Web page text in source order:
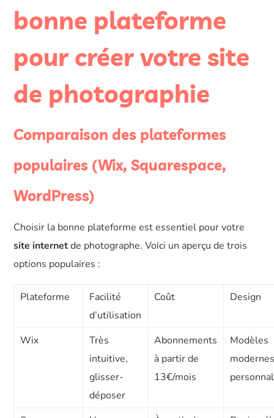
bonne plateforme
pour créer votre site
de photographie
Comparaison des plateformes
populaires (Wix, Squarespace,
WordPress)
Choisir la bonne plateforme est essentiel pour votre
site internetde photographe. Voici un aperçu de trois
options populaires :
Plateforme
Facilité
d’utilisation
Coût Design
Wix
Très
intuitive,
glisser-
déposer
Abonnements
à partir de
13€/mois
Modèles